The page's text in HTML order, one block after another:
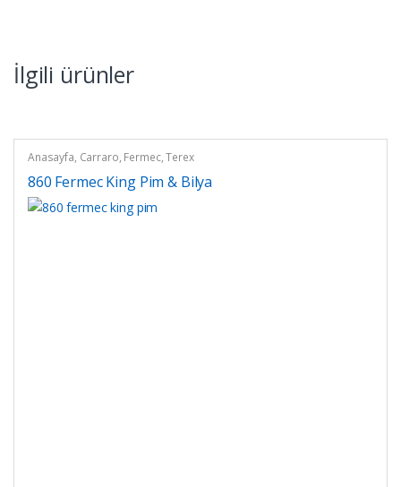
İlgili ürünler
Anasayfa, Carraro, Fermec,Terex
860 Fermec King Pim & Bilya